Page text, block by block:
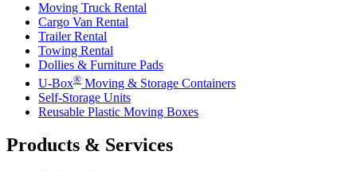
Moving Truck Rental
Cargo Van Rental
Trailer Rental
Towing Rental
Dollies & Furniture Pads
U-Box® Moving & Storage Containers
Self-Storage Units
Reusable Plastic Moving Boxes
Products & Services